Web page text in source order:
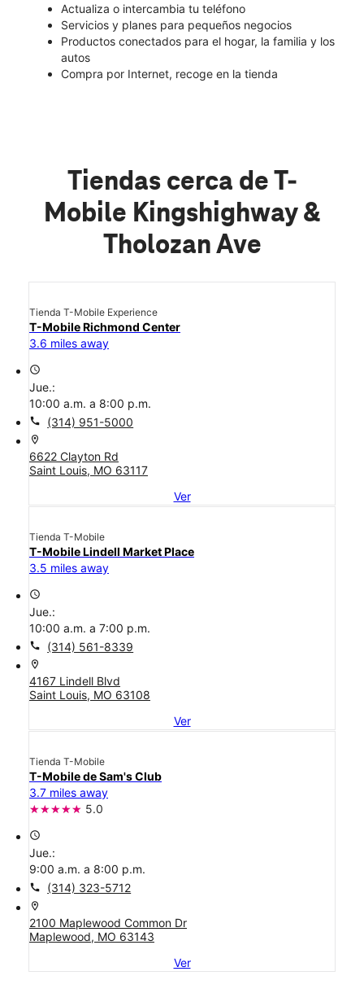
Actualiza o intercambia tu teléfono
Servicios y planes para pequeños negocios
Productos conectados para el hogar, la familia y los
autos
Compra por Internet, recoge en la tienda
Tiendas cerca de T-
Mobile Kingshighway &
Tholozan Ave
Tienda T-Mobile Experience
T-Mobile Richmond Center
3.6 miles away
access_time
Jue.:
10:00 a.m. a 8:00 p.m.
call (314) 951-5000
location_on
6622 Clayton Rd
Saint Louis, MO 63117
Ver
Tienda T-Mobile
T-Mobile Lindell Market Place
3.5 miles away
access_time
Jue.:
10:00 a.m. a 7:00 p.m.
call (314) 561-8339
location_on
4167 Lindell Blvd
Saint Louis, MO 63108
Ver
Tienda T-Mobile
T-Mobile de Sam's Club
3.7 miles away
5.0
access_time
Jue.:
9:00 a.m. a 8:00 p.m.
call (314) 323-5712
location_on
2100 Maplewood Common Dr
Maplewood, MO 63143
Ver